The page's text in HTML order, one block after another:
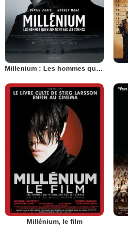
Millenium : Les hommes qui n’aimaient pas les femmes
Millénium, le film